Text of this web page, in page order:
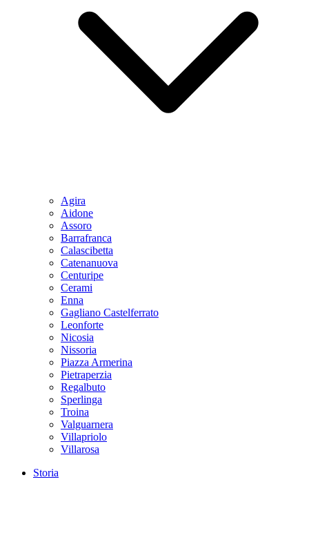
Agira
Aidone
Assoro
Barrafranca
Calascibetta
Catenanuova
Centuripe
Cerami
Enna
Gagliano Castelferrato
Leonforte
Nicosia
Nissoria
Piazza Armerina
Pietraperzia
Regalbuto
Sperlinga
Troina
Valguarnera
Villapriolo
Villarosa
Storia